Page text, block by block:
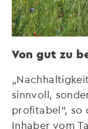
Von gut zu
sinnvoll,
profitabel“, so
Inhaber vom